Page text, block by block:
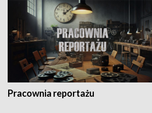
Pracownia reportażu